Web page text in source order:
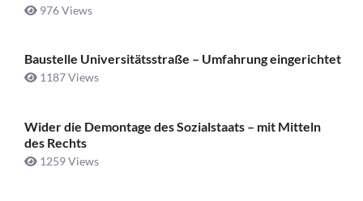
976 Views
Baustelle Universitätsstraße ­– Umfahrung eingerichtet
1187 Views
Wider die Demontage des Sozialstaats – mit Mitteln
des Rechts
1259 Views